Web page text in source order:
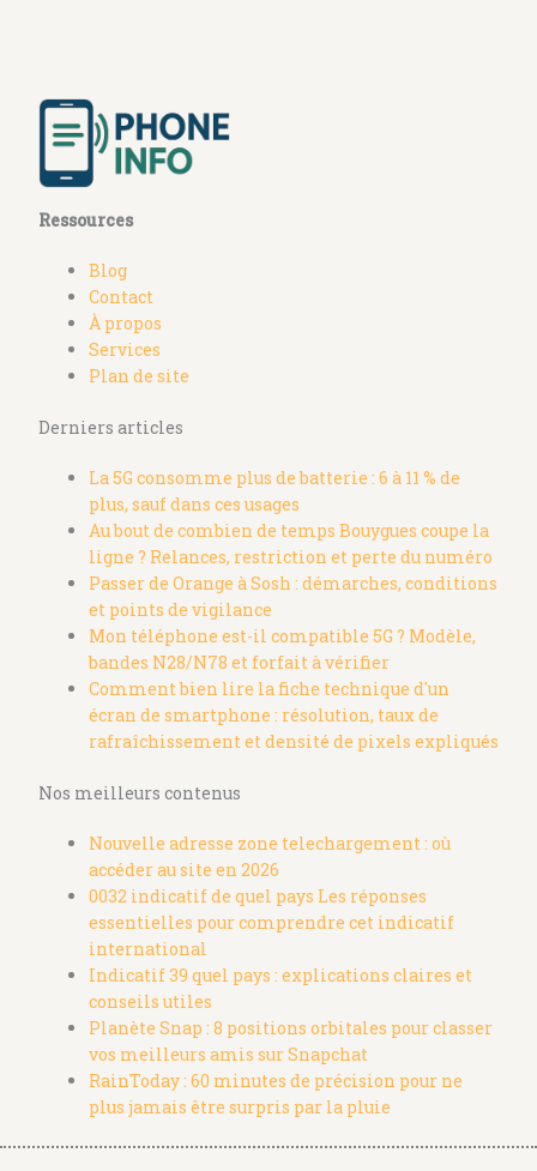
Ressources
Blog
Contact
À propos
Services
Plan de site
Derniers articles
La 5G consomme plus de batterie : 6 à 11 % de
plus, sauf dans ces usages
Au bout de combien de temps Bouygues coupe la
ligne ? Relances, restriction et perte du numéro
Passer de Orange à Sosh : démarches, conditions
et points de vigilance
Mon téléphone est-il compatible 5G ? Modèle,
bandes N28/N78 et forfait à vérifier
Comment bien lire la fiche technique d'un
écran de smartphone : résolution, taux de
rafraîchissement et densité de pixels expliqués
Nos meilleurs contenus
Nouvelle adresse zone telechargement : où
accéder au site en 2026
0032 indicatif de quel pays Les réponses
essentielles pour comprendre cet indicatif
international
Indicatif 39 quel pays : explications claires et
conseils utiles
Planète Snap : 8 positions orbitales pour classer
vos meilleurs amis sur Snapchat
RainToday : 60 minutes de précision pour ne
plus jamais être surpris par la pluie